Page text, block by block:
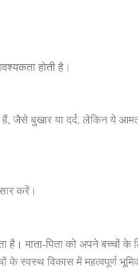
होती है।
जैसे बुखार या दर्द, लेकिन ये
करें।
माता-पिता को अपने बच्चों के
स्वस्थ विकास में महत्वपूर्ण